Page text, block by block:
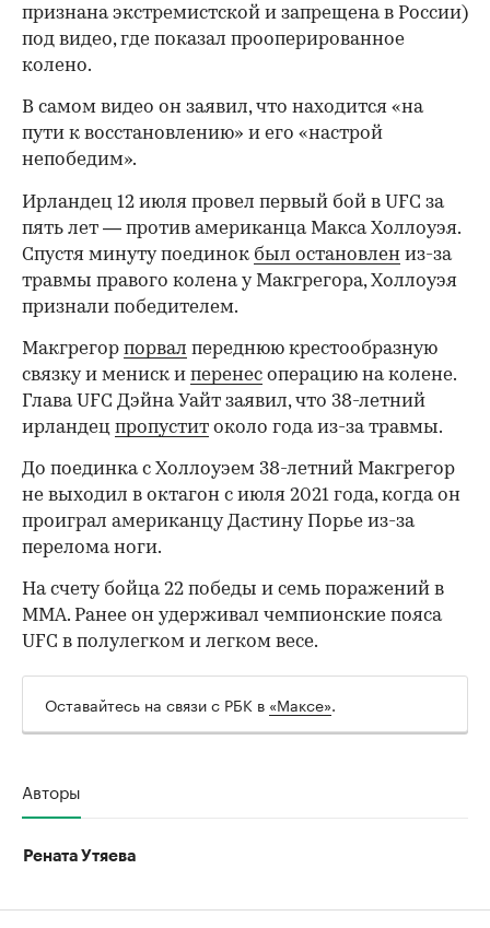
признана экстремистской и запрещена в России)
под видео, где показал прооперированное
колено.
В самом видео он заявил, что находится «на
пути к восстановлению» и его «настрой
непобедим».
Ирландец 12 июля провел первый бой в UFC за
пять лет — против американца Макса Холлоуэя.
Спустя минуту поединок был остановлен из-за
травмы правого колена у Макгрегора, Холлоуэя
признали победителем.
Макгрегор порвал переднюю крестообразную
связку и мениск и перенес операцию на колене.
Глава UFC Дэйна Уайт заявил, что 38-летний
ирландец пропустит около года из-за травмы.
До поединка с Холлоуэем 38-летний Макгрегор
не выходил в октагон с июля 2021 года, когда он
проиграл американцу Дастину Порье из-за
перелома ноги.
На счету бойца 22 победы и семь поражений в
ММА. Ранее он удерживал чемпионские пояса
UFC в полулегком и легком весе.
Оставайтесь на связи с РБК в «Максе».
Авторы
Рената Утяева